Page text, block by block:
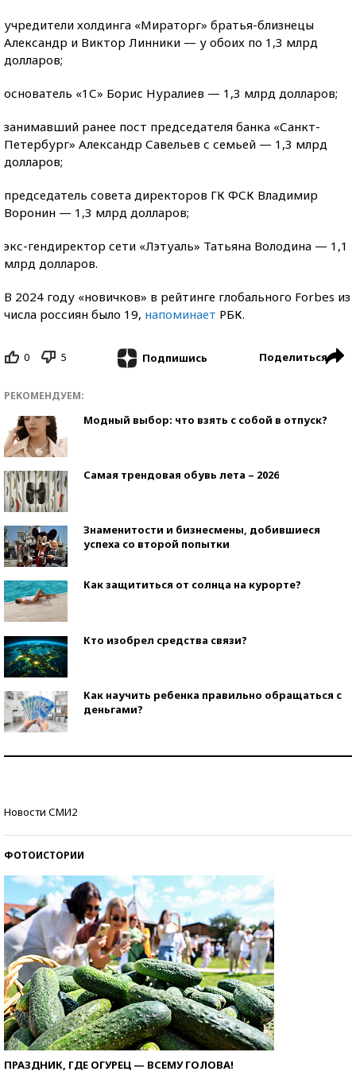
учредители холдинга «Мираторг» братья-близнецы
Александр и Виктор Линники — у обоих по 1,3 млрд
долларов;
основатель «1С» Борис Нуралиев — 1,3 млрд долларов;
занимавший ранее пост председателя банка «Санкт-
Петербург» Александр Савельев с семьей — 1,3 млрд
долларов;
председатель совета директоров ГК ФСК Владимир
Воронин — 1,3 млрд долларов;
экс-гендиректор сети «Лэтуаль» Татьяна Володина — 1,1
млрд долларов.
В 2024 году «новичков» в рейтинге глобального Forbes из
числа россиян было 19, напоминает РБК.
0 5 Подпишись Поделиться
РЕКОМЕНДУЕМ:
Модный выбор: что взять с собой в отпуск?
Самая трендовая обувь лета – 2026
Знаменитости и бизнесмены, добившиеся
успеха со второй попытки
Как защититься от солнца на курорте?
Кто изобрел средства связи?
Как научить ребенка правильно обращаться с
деньгами?
Новости СМИ2
ФОТОИСТОРИИ
ПРАЗДНИК, ГДЕ ОГУРЕЦ — ВСЕМУ ГОЛОВА!